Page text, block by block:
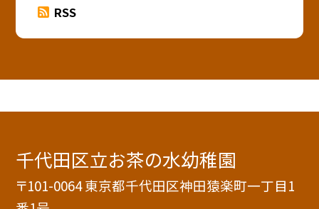
RSS
千代田区立お茶の水幼稚園
〒101-0064 東京都千代田区神田猿楽町一丁目1